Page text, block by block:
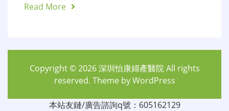
Read More
Copyright © 2026深圳怡康婦產醫院All rights
reserved. Theme byWordPress
本站友鏈/廣告諮詢q號：605162129